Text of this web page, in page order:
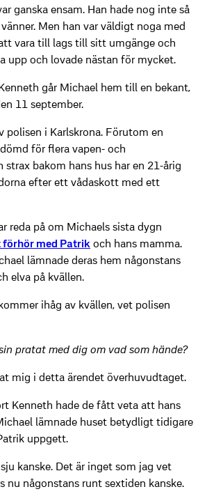
ganska ensam. Han hade nog inte så
Men han var väldigt noga med
vara till lags till sitt umgänge och
upp och lovade nästan för mycket.
går Michael hem till en bekant,
11 september.
polisen i Karlskrona. Förutom en
för flera vapen- och
strax bakom hans hus har en 21-årig
efter ett vådaskott med ett
reda på om Michaels sista dygn
förhör med Patrik och hans mamma.
lämnade deras hem någonstans
elva på kvällen.
ihåg av kvällen, vet polisen
pratat med dig om vad som hände?
mig i detta ärendet överhuvudtaget.
Kenneth hade de fått veta att hans
lämnade huset betydligt tidigare
uppgett.
kanske. Det är inget som jag vet
nu någonstans runt sextiden kanske.